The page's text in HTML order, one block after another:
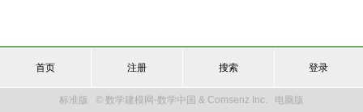
首页 注册 搜索 登录
标准版 © 数学建模网-数学中国 & Comsenz Inc. 电脑版